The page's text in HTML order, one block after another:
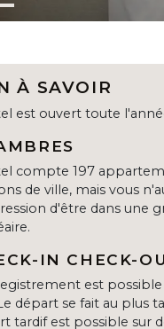
À SAVOIR
est ouvert toute
compte 197
de ville, mais vous
d'être dans une
IN CHECK-
est
départ se fait au plus
tardif est possible sur